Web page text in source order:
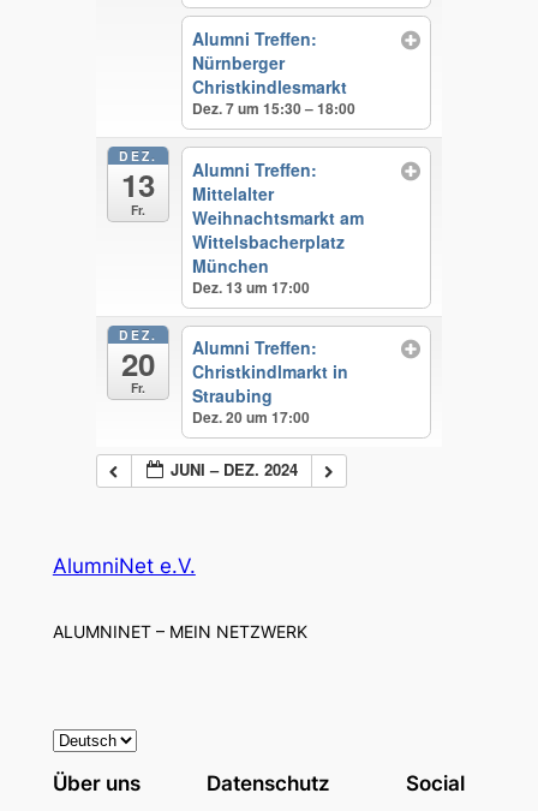
Alumni Treffen:
Nürnberger
Christkindlesmarkt
Dez. 7 um 15:30 – 18:00
DEZ.
13
Fr.
Alumni Treffen:
Mittelalter
Weihnachtsmarkt am
Wittelsbacherplatz
München
Dez. 13 um 17:00
DEZ.
20
Fr.
Alumni Treffen:
Christkindlmarkt in
Straubing
Dez. 20 um 17:00
JUNI – DEZ. 2024
AlumniNet e.V.
ALUMNINET – MEIN NETZWERK
S
p
Über uns Datenschutz Social